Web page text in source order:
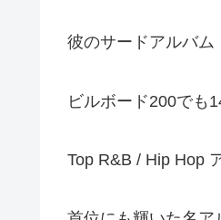
彼のサードアルバム
ビルボード200でも
Top R&B / Hip Hop